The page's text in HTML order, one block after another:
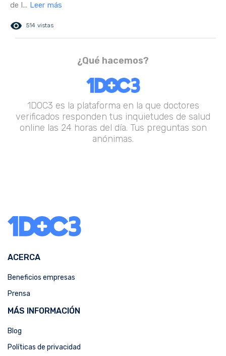
de l... Leer más
remove_red_eye 514 vistas
¿Qué hacemos?
1DOC3 es la plataforma en la que doctores
verificados responden tus inquietudes de salud
online las 24 horas del día. Tus preguntas son
anónimas.
ACERCA
Beneficios empresas
Prensa
MÁS INFORMACIÓN
Blog
Políticas de privacidad